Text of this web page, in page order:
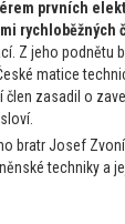
prvních
rychloběžných
Z jeho podnětu
matice
člen zasadil o
bratr Josef
techniky a